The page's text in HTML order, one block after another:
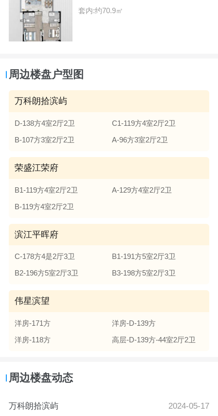
套内:约70.9㎡
周边楼盘户型图
万科朗拾滨屿
D-138方4室2厅2卫
C1-119方4室2厅2卫
B-107方3室2厅2卫
A-96方3室2厅2卫
荣盛江荣府
B1-119方4室2厅2卫
A-129方4室2厅2卫
B-119方4室2厅2卫
滨江平晖府
C-178方4是2厅3卫
B1-191方5室2厅3卫
B2-196方5室2厅3卫
B3-198方5室2厅3卫
伟星滨望
洋房-171方
洋房-D-139方
洋房-118方
高层-D-139方-44室2厅2卫
周边楼盘动态
万科朗拾滨屿
2024-05-17